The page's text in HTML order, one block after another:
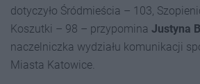
dotyczyło Śródmieścia – 103,
Koszutki – 98 – przypomina Justyna
naczelniczka wydziału komunikacji
Miasta Katowice.